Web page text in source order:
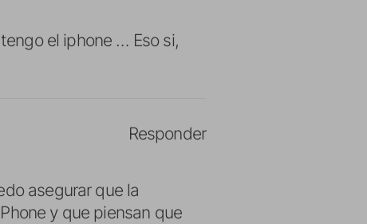
el iphone … Eso si,
asegurar que la
y que piensan que
Responder